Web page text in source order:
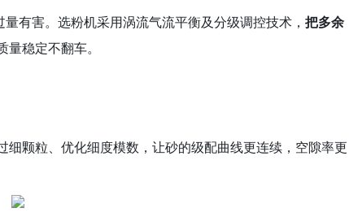
量有害。选粉机采用涡流气流平衡及分级调控技术，把多余
量稳定不翻车。
颗粒、优化细度模数，让砂的级配曲线更连续，空隙率更